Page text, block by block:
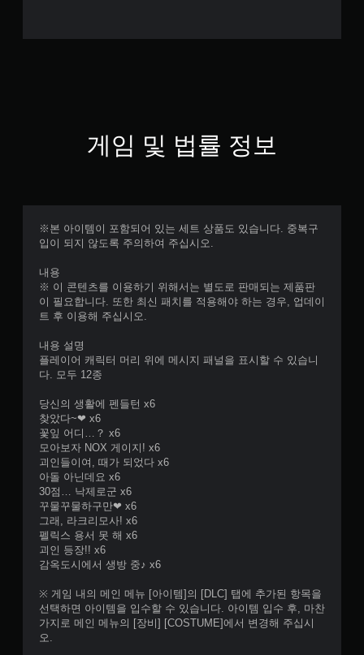
게임 및 법률 정보
※본 아이템이 포함되어 있는 세트 상품도 있습니다. 중복구
입이 되지 않도록 주의하여 주십시오.
내용
※ 이 콘텐츠를 이용하기 위해서는 별도로 판매되는 제품판
이 필요합니다. 또한 최신 패치를 적용해야 하는 경우, 업데이
트 후 이용해 주십시오.
내용 설명
플레이어 캐릭터 머리 위에 메시지 패널을 표시할 수 있습니
다. 모두 12종
당신의 생활에 펜들턴 x6
찾았다~❤ x6
꽃잎 어디…？ x6
모아보자 NOX 게이지! x6
괴인들이여, 때가 되었다 x6
아돌 아닌데요 x6
30점… 낙제로군 x6
꾸물꾸물하구만❤ x6
그래, 라크리모사! x6
펠릭스 용서 못 해 x6
괴인 등장!! x6
감옥도시에서 생방 중♪ x6
※ 게임 내의 메인 메뉴 [아이템]의 [DLC] 탭에 추가된 항목을
선택하면 아이템을 입수할 수 있습니다. 아이템 입수 후, 마찬
가지로 메인 메뉴의 [장비] [COSTUME]에서 변경해 주십시
오.